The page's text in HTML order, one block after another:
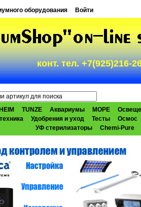
оборудования Войти
конт. тел. +7(925)216-
TUNZE Аквариумы МОРЕ
Удобрения и уход Тесты
Осмос
УФ стерилизаторы
Chemi-Pure